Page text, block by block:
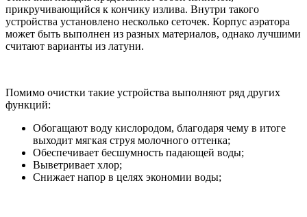
прикручивающийся к кончику излива. Внутри такого
устройства установлено несколько сеточек. Корпус аэратора
может быть выполнен из разных материалов, однако лучшими
считают варианты из латуни.
Помимо очистки такие устройства выполняют ряд других
функций:
Обогащают воду кислородом, благодаря чему в итоге
выходит мягкая струя молочного оттенка;
Обеспечивает бесшумность падающей воды;
Выветривает хлор;
Снижает напор в целях экономии воды;